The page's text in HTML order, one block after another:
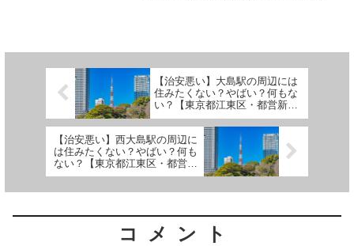
【治安悪い】大島駅の周辺には
住みたくない？やばい？何もな
い？【東京都江東区・都営新宿
線】
【治安悪い】西大島駅の周辺に
は住みたくない？やばい？何も
ない？【東京都江東区・都営新
宿線】
コメント